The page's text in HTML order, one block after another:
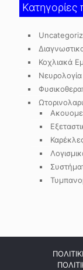
Κατηγορίες
Κοχλιακά
Νευρολογία